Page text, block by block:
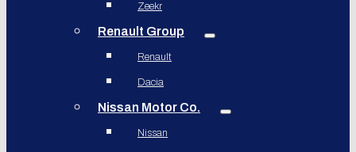
Zeekr
Renault Group
Renault
Dacia
Nissan Motor Co.
Nissan